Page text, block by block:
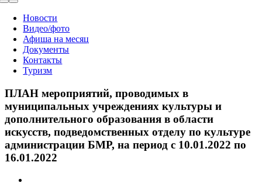
Toggle
NavigationНовости
Видео/фото
Афиша на месяц
Документы
Контакты
Туризм
ПЛАН мероприятий, проводимых в
муниципальных учреждениях культуры и
дополнительного образования в области
искусств, подведомственных отделу по культуре
администрации БМР, на период с 10.01.2022 по
16.01.2022